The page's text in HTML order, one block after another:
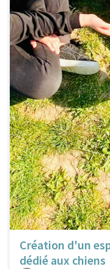
Création d'un
dédié aux chiens